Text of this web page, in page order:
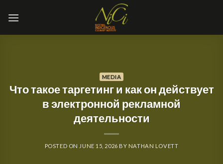
MEDIA
Что такое таргетинг и как он действует
в электронной рекламной
деятельности
POSTED ON JUNE 15, 2026 BY NATHAN LOVETT